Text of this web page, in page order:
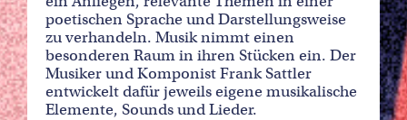
poetischen Sprache und Darstellungsweise
zu verhandeln. Musik nimmt einen
besonderen Raum in ihren Stücken ein. Der
Musiker und Komponist Frank Sattler
entwickelt dafür jeweils eigene musikalische
Elemente, Sounds und Lieder.